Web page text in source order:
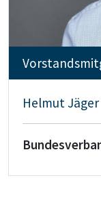
Helmut Jäger